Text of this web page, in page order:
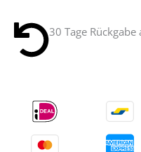
ontdekken door je
Lees meer →
30 Tage